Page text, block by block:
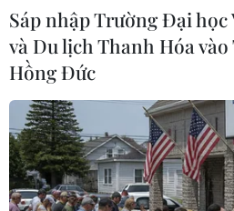
Theo dõi VietnamPlus
TIN LIÊN QUAN
Sáp nhập Trường Đại học
và Du lịch Thanh Hóa
Hồng Đức